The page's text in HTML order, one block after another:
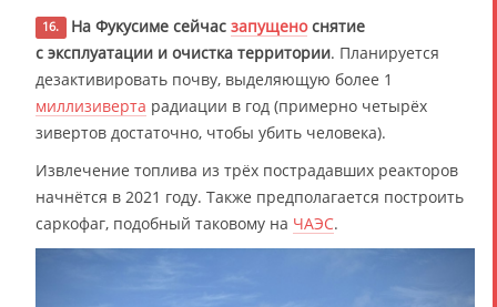
16. На Фукусиме сейчас запущеноснятие
с эксплуатации и очистка территории. Планируется
дезактивировать почву, выделяющую более 1
миллизиверта радиации в год (примерно четырёх
зивертов достаточно, чтобы убить человека).
Извлечение топлива из трёх пострадавших реакторов
начнётся в 2021 году. Также предполагается построить
саркофаг, подобный таковому на ЧАЭС.